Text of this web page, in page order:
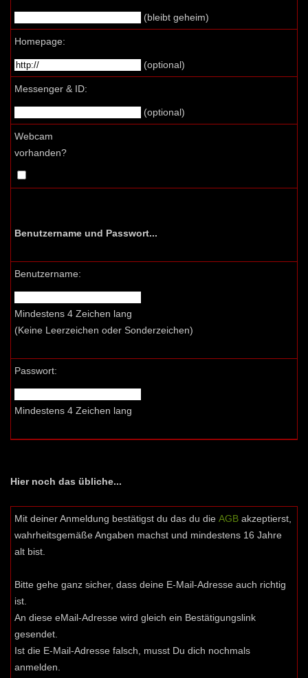
(bleibt geheim)
Homepage:
(optional)
Messenger & ID:
(optional)
Webcam
vorhanden?
Benutzername und Passwort...
Benutzername:
Mindestens 4 Zeichen lang
(Keine Leerzeichen oder Sonderzeichen)
Passwort:
Mindestens 4 Zeichen lang
Hier noch das übliche...
Mit deiner Anmeldung bestätigst du das du die AGB akzeptierst,
wahrheitsgemäße Angaben machst und mindestens 16 Jahre
alt bist.
Bitte gehe ganz sicher, dass deine E-Mail-Adresse auch richtig
ist.
An diese eMail-Adresse wird gleich ein Bestätigungslink
gesendet.
Ist die E-Mail-Adresse falsch, musst Du dich nochmals
anmelden.